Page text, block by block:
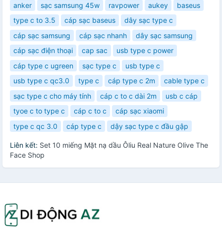
anker sạc samsung 45w ravpower aukey
baseus
type c to 3.5
cáp sạc baseus
dây sạc type c
cáp sạc samsung
cáp sạc nhanh
dây sạc samsung
cáp sạc điện thoại
cap sac
usb type c power
cáp type c ugreen
sạc type c
usb type c
usb type c qc3.0
type c cáp type c 2m
cable type c
sạc type c cho máy tính
cáp c to c dài 2m
usb c cáp
tyoe c to type c
cáp c to c
cáp sạc xiaomi
type c qc 3.0
cáp type c dậy sạc type c đầu gập
Liên kết: Set 10 miếng Mặt nạ dầu Ôliu Real Nature Olive The
Face Shop